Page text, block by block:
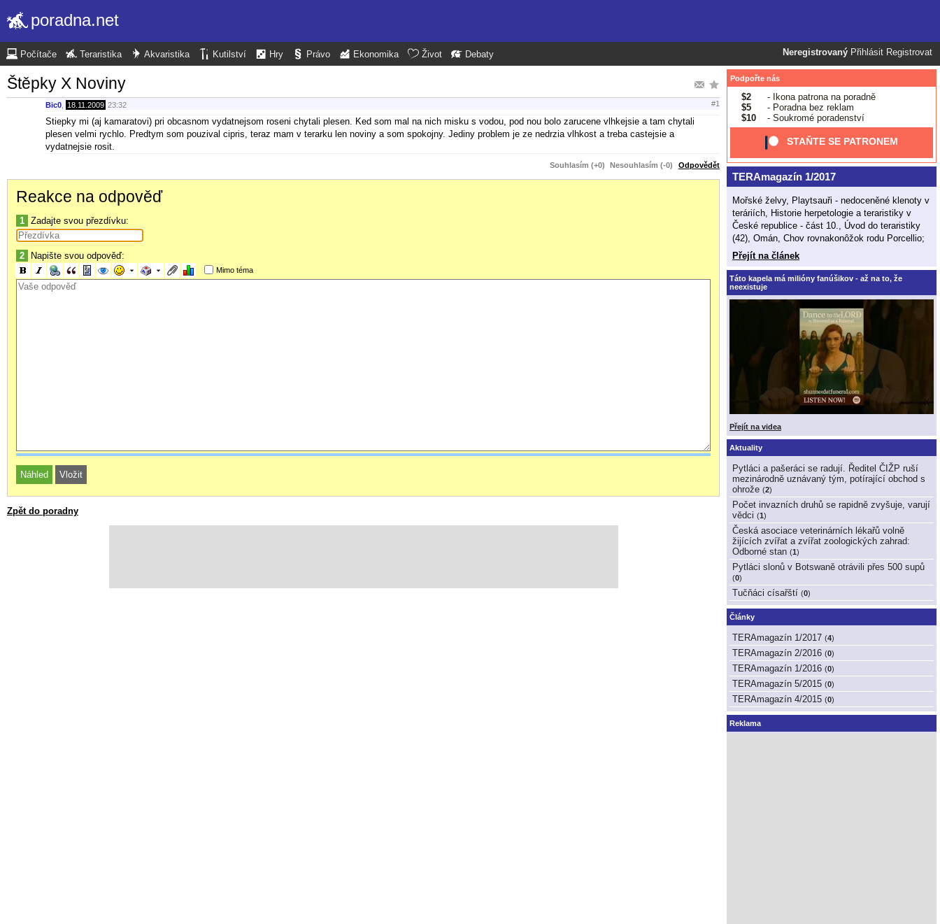
poradna.net
Neregistrovaný Přihlásit Registrovat
Počítače Teraristika Akvaristika Kutilství Hry Právo Ekonomika Život Debaty
Štěpky X Noviny
Bic0 18.11.2009 23:32 #1
Stiepky mi (aj kamaratovi) pri obcasnom vydatnejsom roseni chytali plesen. Ked som mal na nich misku s vodou, pod nou bolo zarucene vlhkejsie a tam chytali
plesen velmi rychlo. Predtym som pouzival cipris, teraz mam v terarku len noviny a som spokojny. Jediny problem je ze nedrzia vlhkost a treba castejsie a
vydatnejsie rosit.
Souhlasím (+0) Nesouhlasím (-0) Odpovědět
Reakce na odpověď
1 Zadajte svou přezdívku:
2 Napište svou odpověď:
Mimo téma
Zpět do poradny
Podpořte nás
$2
- Ikona patrona na poradně
$5
- Poradna bez reklam
$10
- Soukromé poradenství
STAŇTE SE PATRONEM
TERAmagazín 1/2017
Mořské želvy, Playtsauři - nedoceněné klenoty v
teráriích, Historie herpetologie a teraristiky v
České republice - část 10., Úvod do teraristiky
(42), Omán, Chov rovnakonôžok rodu Porcellio;
Přejít na článek
Táto kapela má milióny fanúšikov - až na to, že
neexistuje
Přejít na videa
Aktuality
Pytláci a pašeráci se radují. Ředitel ČIŽP ruší
mezinárodně uznávaný tým, potírající obchod s
ohrože (2)
Počet invazních druhů se rapidně zvyšuje, varují
vědci (1)
Česká asociace veterinárních lékařů volně
žijících zvířat a zvířat zoologických zahrad:
Odborné stan (1)
Pytláci slonů v Botswaně otrávili přes 500 supů
(0)
Tučňáci císařští (0)
Články
TERAmagazín 1/2017 (4)
TERAmagazín 2/2016 (0)
TERAmagazín 1/2016 (0)
TERAmagazín 5/2015 (0)
TERAmagazín 4/2015 (0)
Reklama